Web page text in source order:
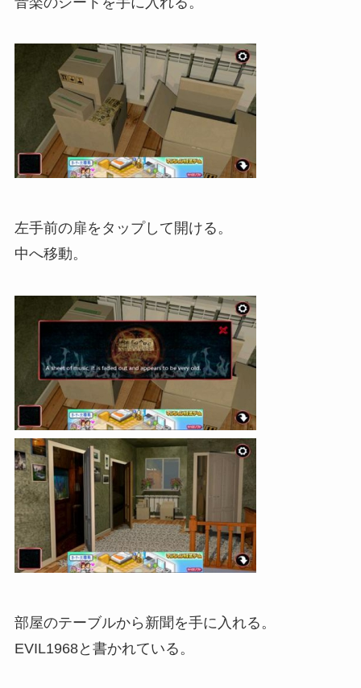
左手前の扉をタップして開ける。
中へ移動。
部屋のテーブルから新聞を手に入れる。
EVIL1968と書かれている。